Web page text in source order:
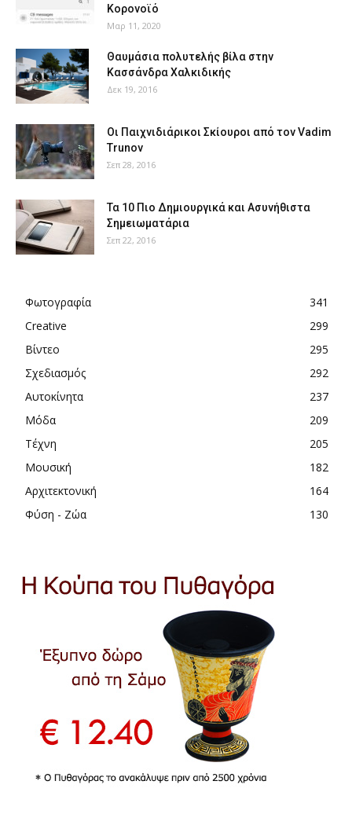
Κορονοϊό
Μαρ 11, 2020
Θαυμάσια πολυτελής βίλα στην
Κασσάνδρα Χαλκιδικής
Δεκ 19, 2016
Οι Παιχνιδιάρικοι Σκίουροι από τον Vadim
Trunov
Σεπ 28, 2016
Τα 10 Πιο Δημιουργικά και Ασυνήθιστα
Σημειωματάρια
Σεπ 22, 2016
Φωτογραφία
341
Creative
299
Βίντεο
295
Σχεδιασμός
292
Αυτοκίνητα
237
Μόδα
209
Τέχνη
205
Μουσική
182
Αρχιτεκτονική
164
Φύση - Ζώα
130